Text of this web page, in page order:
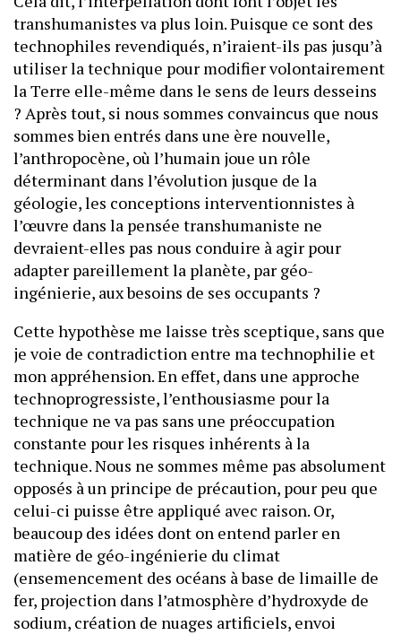
transhumanistes va plus loin. Puisque ce sont des
technophiles revendiqués, n’iraient-ils pas jusqu’à
utiliser la technique pour modifier volontairement
la Terre elle-même dans le sens de leurs desseins
? Après tout, si nous sommes convaincus que nous
sommes bien entrés dans une ère nouvelle,
l’anthropocène, où l’humain joue un rôle
déterminant dans l’évolution jusque de la
géologie, les conceptions interventionnistes à
l’œuvre dans la pensée transhumaniste ne
devraient-elles pas nous conduire à agir pour
adapter pareillement la planète, par géo-
ingénierie, aux besoins de ses occupants ?
Cette hypothèse me laisse très sceptique, sans que
je voie de contradiction entre ma technophilie et
mon appréhension. En effet, dans une approche
technoprogressiste, l’enthousiasme pour la
technique ne va pas sans une préoccupation
constante pour les risques inhérents à la
technique. Nous ne sommes même pas absolument
opposés à un principe de précaution, pour peu que
celui-ci puisse être appliqué avec raison. Or,
beaucoup des idées dont on entend parler en
matière de géo-ingénierie du climat
(ensemencement des océans à base de limaille de
fer, projection dans l’atmosphère d’hydroxyde de
sodium, création de nuages artificiels, envoi